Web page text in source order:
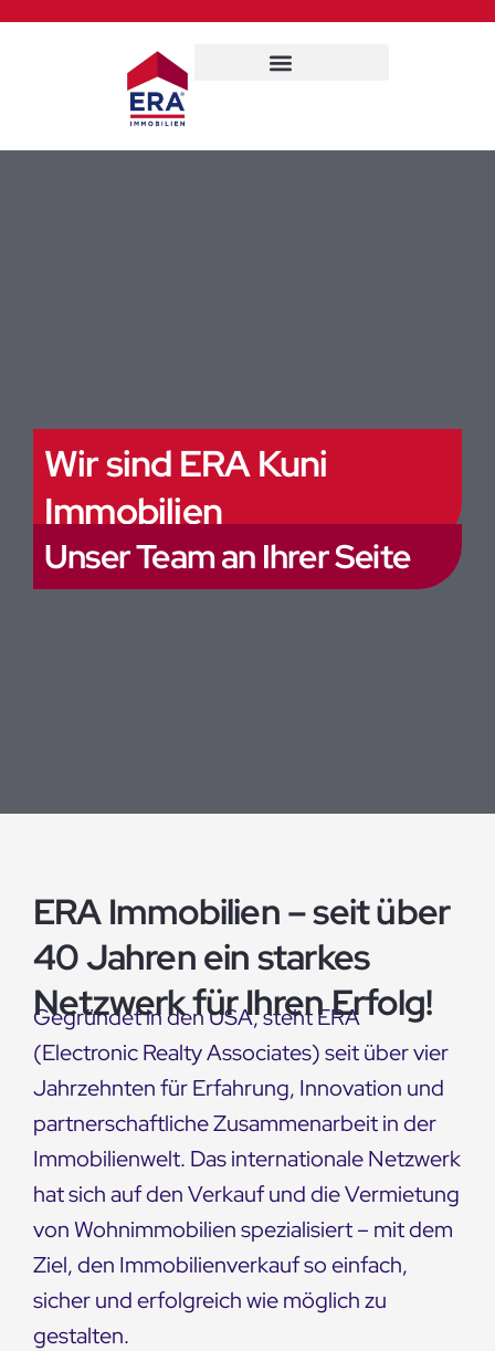
Wir sind ERA Kuni
Immobilien
Unser Team an Ihrer Seite
ERA Immobilien – seit über
40 Jahren ein starkes
Netzwerk für Ihren Erfolg!
Gegründet in den USA, steht ERA
(Electronic Realty Associates) seit über vier
Jahrzehnten für Erfahrung, Innovation und
partnerschaftliche Zusammenarbeit in der
Immobilienwelt. Das internationale Netzwerk
hat sich auf den Verkauf und die Vermietung
von Wohnimmobilien spezialisiert – mit dem
Ziel, den Immobilienverkauf so einfach,
sicher und erfolgreich wie möglich zu
gestalten.